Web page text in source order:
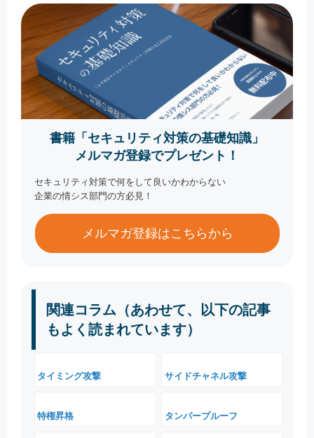
書籍「セキュリティ対策の基礎知識」
メルマガ登録でプレゼント！
セキュリティ対策で何をして良いかわからない
企業の情シス部門の方必見！
メルマガ登録はこちらから
関連コラム（あわせて、以下の記事
もよく読まれています）
タイミング攻撃 サイドチャネル攻撃
特権昇格 タンパープルーフ